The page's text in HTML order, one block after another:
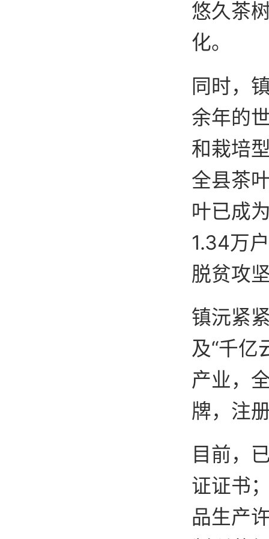
悠久茶
化。
同时，
余年的
和栽培
全县茶
叶已成
1.34万
脱贫攻
镇沅紧
及“千亿
产业，
牌，注
目前，
证证书
品生产